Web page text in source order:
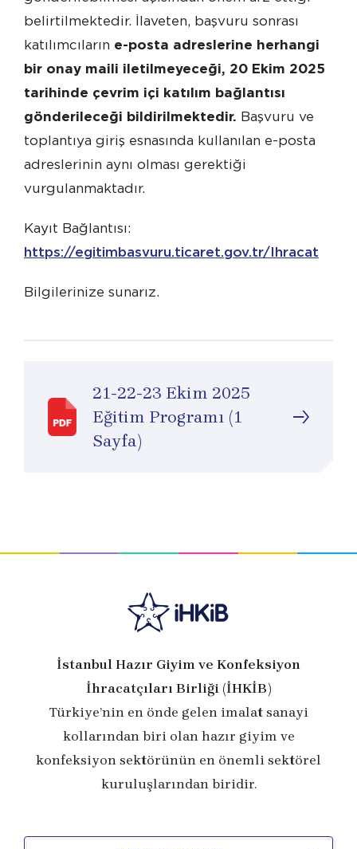
belirtilmektedir. İlaveten, başvuru sonrası
katılımcıların e-posta adreslerine herhangi
bir onay maili iletilmeyeceği, 20 Ekim 2025
tarihinde çevrim içi katılım bağlantısı
gönderileceği bildirilmektedir. Başvuru ve
toplantıya giriş esnasında kullanılan e-posta
adreslerinin aynı olması gerektiği
vurgulanmaktadır.
Kayıt Bağlantısı:
https://egitimbasvuru.ticaret.gov.tr/Ihracat
Bilgilerinize sunarız.
21-22-23 Ekim 2025
Eğitim Programı (1
Sayfa)
İstanbul Hazır Giyim ve Konfeksiyon
İhracatçıları Birliği (İHKİB)
Türkiye’nin en önde gelen imalat sanayi
kollarından biri olan hazır giyim ve
konfeksiyon sektörünün en önemli sektörel
kuruluşlarından biridir.